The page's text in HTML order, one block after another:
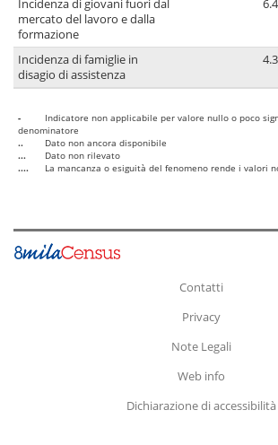
Incidenza di giovani fuori dal
mercato del lavoro e dalla
formazione
6.4
Incidenza di famiglie in
disagio di assistenza
4.3
-
Indicatore non applicabile per valore nullo o poco
denominatore
..
Dato non ancora disponibile
...
Dato non rilevato
....
La mancanza o esiguità del fenomeno rende i valori
Contatti
Privacy
Note Legali
Web info
Dichiarazione di accessibilità